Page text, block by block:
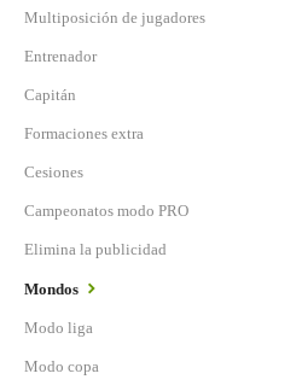
Multiposición de jugadores
Entrenador
Capitán
Formaciones extra
Cesiones
Campeonatos modo PRO
Elimina la publicidad
Mondos
Modo liga
Modo copa